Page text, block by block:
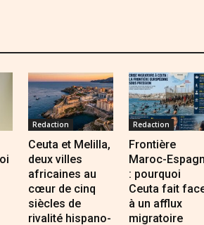
Redaction
Ceuta et Melilla,
deux villes
africaines au
cœur de cinq
siècles de
rivalité hispano-
Redaction
Frontière
Maroc-
: pourquoi
Ceuta fait
à un afflux
migratoire